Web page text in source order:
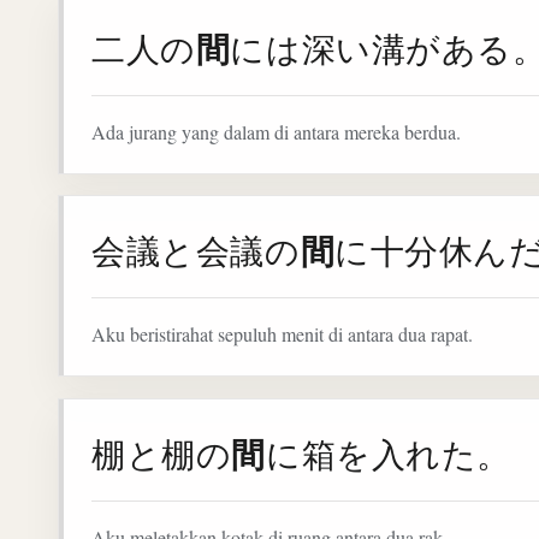
二人の間には深い溝がある
Ada jurang yang dalam di antara mereka berdua.
会議と会議の間に十分休ん
Aku beristirahat sepuluh menit di antara dua rapat.
棚と棚の間に箱を入れた。